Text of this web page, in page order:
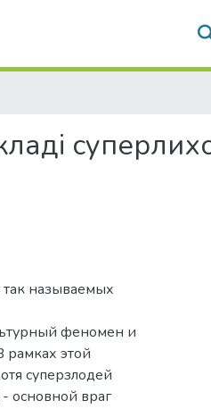
так называемых
феномен и
рамках этой
суперзлодей
основной враг